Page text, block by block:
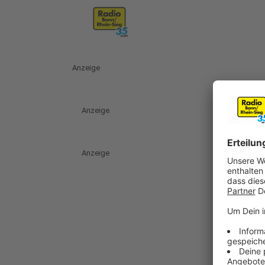
Anzeige
Anzeige
Anzeige